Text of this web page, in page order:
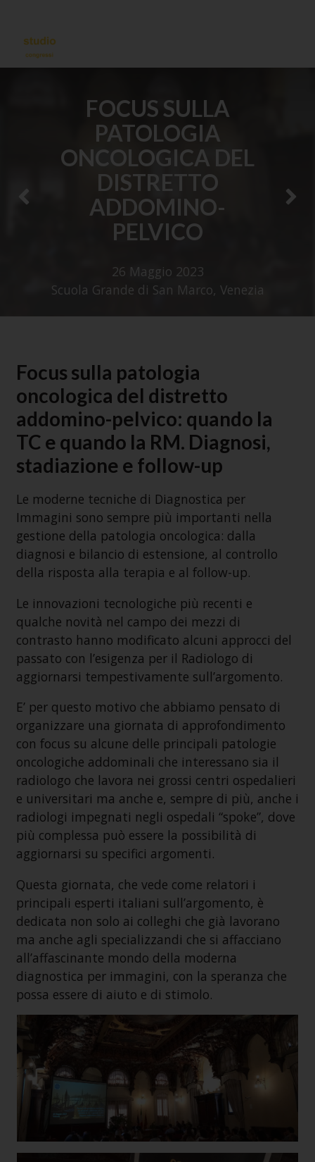
FOCUS SULLA
PATOLOGIA
ONCOLOGICA DEL
DISTRETTO
ADDOMINO-
PELVICO
26 Maggio 2023
Scuola Grande di San Marco, Venezia
Focus sulla patologia
oncologica del distretto
addomino-pelvico: quando la
TC e quando la RM. Diagnosi,
stadiazione e follow-up
Le moderne tecniche di Diagnostica per
Immagini sono sempre più importanti nella
gestione della patologia oncologica: dalla
diagnosi e bilancio di estensione, al controllo
della risposta alla terapia e al follow-up.
Le innovazioni tecnologiche più recenti e
qualche novità nel campo dei mezzi di
contrasto hanno modificato alcuni approcci del
passato con l’esigenza per il Radiologo di
aggiornarsi tempestivamente sull’argomento.
E’ per questo motivo che abbiamo pensato di
organizzare una giornata di approfondimento
con focus su alcune delle principali patologie
oncologiche addominali che interessano sia il
radiologo che lavora nei grossi centri ospedalieri
e universitari ma anche e, sempre di più, anche i
radiologi impegnati negli ospedali “spoke”, dove
più complessa può essere la possibilità di
aggiornarsi su specifici argomenti.
Questa giornata, che vede come relatori i
principali esperti italiani sull’argomento, è
dedicata non solo ai colleghi che già lavorano
ma anche agli specializzandi che si affacciano
all’affascinante mondo della moderna
diagnostica per immagini, con la speranza che
possa essere di aiuto e di stimolo.